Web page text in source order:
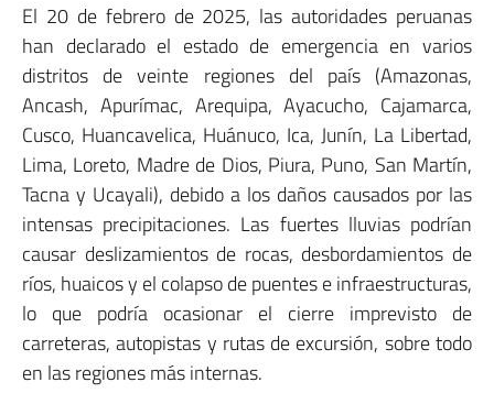
El 20 de febrero de 2025, las autoridades peruanas
han declarado el estado de emergencia en varios
distritos de veinte regiones del país (Amazonas,
Ancash, Apurímac, Arequipa, Ayacucho, Cajamarca,
Cusco, Huancavelica, Huánuco, Ica, Junín, La Libertad,
Lima, Loreto, Madre de Dios, Piura, Puno, San Martín,
Tacna y Ucayali), debido a los daños causados por las
intensas precipitaciones. Las fuertes lluvias podrían
causar deslizamientos de rocas, desbordamientos de
ríos, huaicos y el colapso de puentes e infraestructuras,
lo que podría ocasionar el cierre imprevisto de
carreteras, autopistas y rutas de excursión, sobre todo
en las regiones más internas.